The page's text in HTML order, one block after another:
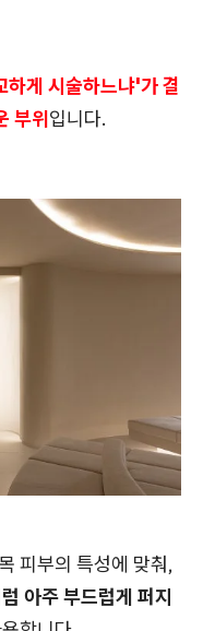
하게 시술하느냐'가 결
부위입니다.
피부의 특성에 맞춰,
아주 부드럽게 퍼지